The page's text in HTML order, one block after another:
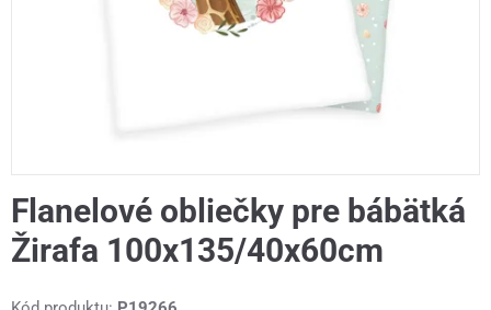
Flanelové obliečky pre bábätká
Žirafa 100x135/40x60cm